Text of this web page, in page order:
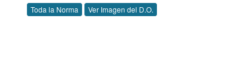
Toda la Norma Ver Imagen del D.O.